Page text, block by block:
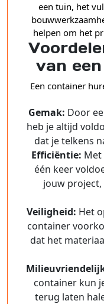
een tuin, het
helpen om het
van
Een container
Gemak: Door
heb je altijd
dat je telkens
Efficiëntie: Met
één keer
jouw
Veiligheid: Het
container
dat het
container kun
terug laten